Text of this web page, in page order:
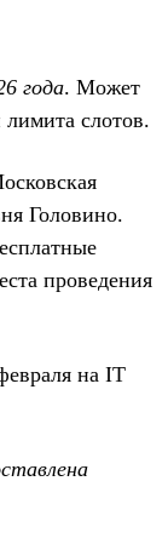
года. Может
слотов.
Головино.
проведения
на IT